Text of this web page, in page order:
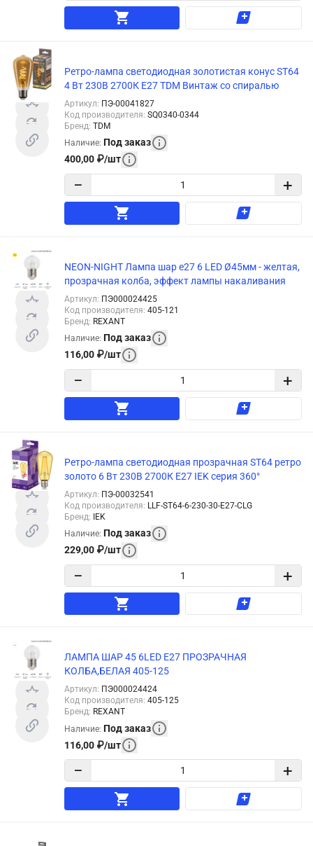
Ретро-лампа светодиодная золотистая конус ST64
4 Вт 230В 2700К E27 TDM Винтаж со спиралью
Артикул: ПЭ-00041827
Код производителя: SQ0340-0344
Бренд: TDM
Наличие: Под заказ
400,00 ₽/шт
− +
NEON-NIGHT Лампа шар e27 6 LED Ø45мм - желтая,
прозрачная колба, эффект лампы накаливания
Артикул: ПЭ000024425
Код производителя: 405-121
Бренд: REXANT
Наличие: Под заказ
116,00 ₽/шт
− +
Ретро-лампа светодиодная прозрачная ST64 ретро
золото 6 Вт 230В 2700К E27 IEK серия 360°
Артикул: ПЭ-00032541
Код производителя: LLF-ST64-6-230-30-E27-CLG
Бренд: IEK
Наличие: Под заказ
229,00 ₽/шт
− +
ЛАМПА ШАР 45 6LED E27 ПРОЗРАЧНАЯ
КОЛБА,БЕЛАЯ 405-125
Артикул: ПЭ000024424
Код производителя: 405-125
Бренд: REXANT
Наличие: Под заказ
116,00 ₽/шт
− +